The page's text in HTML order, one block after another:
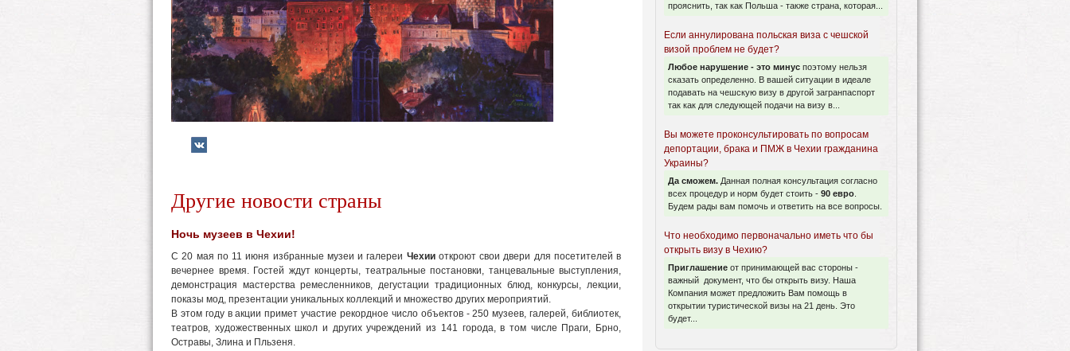
Другие новости страны
Ночь музеев в Чехии!
С 20 мая по 11 июня избранные музеи и галереи Чехииоткроют свои двери для посетителей в
вечернее время. Гостей ждут концерты, театральные постановки, танцевальные выступления,
демонстрация мастерства ремесленников, дегустации традиционных блюд, конкурсы, лекции,
показы мод, презентации уникальных коллекций и множество других мероприятий.
В этом году в акции примет участие рекордное число объектов - 250 музеев, галерей, библиотек,
театров, художественных школ и других учреждений из 141 города, в том числе Праги, Брно,
Остравы, Злина и Пльзеня.
прояснить, так как Польша - также страна, которая...
Если аннулирована польская виза с чешской
визой проблем не будет?
Любое нарушение - это минус поэтому нельзя
сказать определенно. В вашей ситуации в идеале
подавать на чешскую визу в другой загранпаспорт
так как для следующей подачи на визу в...
Вы можете проконсультировать по вопросам
депортации, брака и ПМЖ в Чехии гражданина
Украины?
Да сможем. Данная полная консультация согласно
всех процедур и норм будет стоить - 90 евро
Будем рады вам помочь и ответить на все вопросы.
Что необходимо первоначально иметь что бы
открыть визу в Чехию?
Приглашение от принимающей вас стороны -
важный документ, что бы открыть визу. Наша
Компания может предложить Вам помощь в
открытии туристической визы на 21 день. Это
будет...